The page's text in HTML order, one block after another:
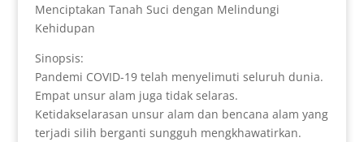
Menciptakan Tanah Suci dengan Melindungi
Kehidupan
Sinopsis:
Pandemi COVID-19 telah menyelimuti seluruh dunia.
Empat unsur alam juga tidak selaras.
Ketidakselarasan unsur alam dan bencana alam yang
terjadi silih berganti sungguh mengkhawatirkan.